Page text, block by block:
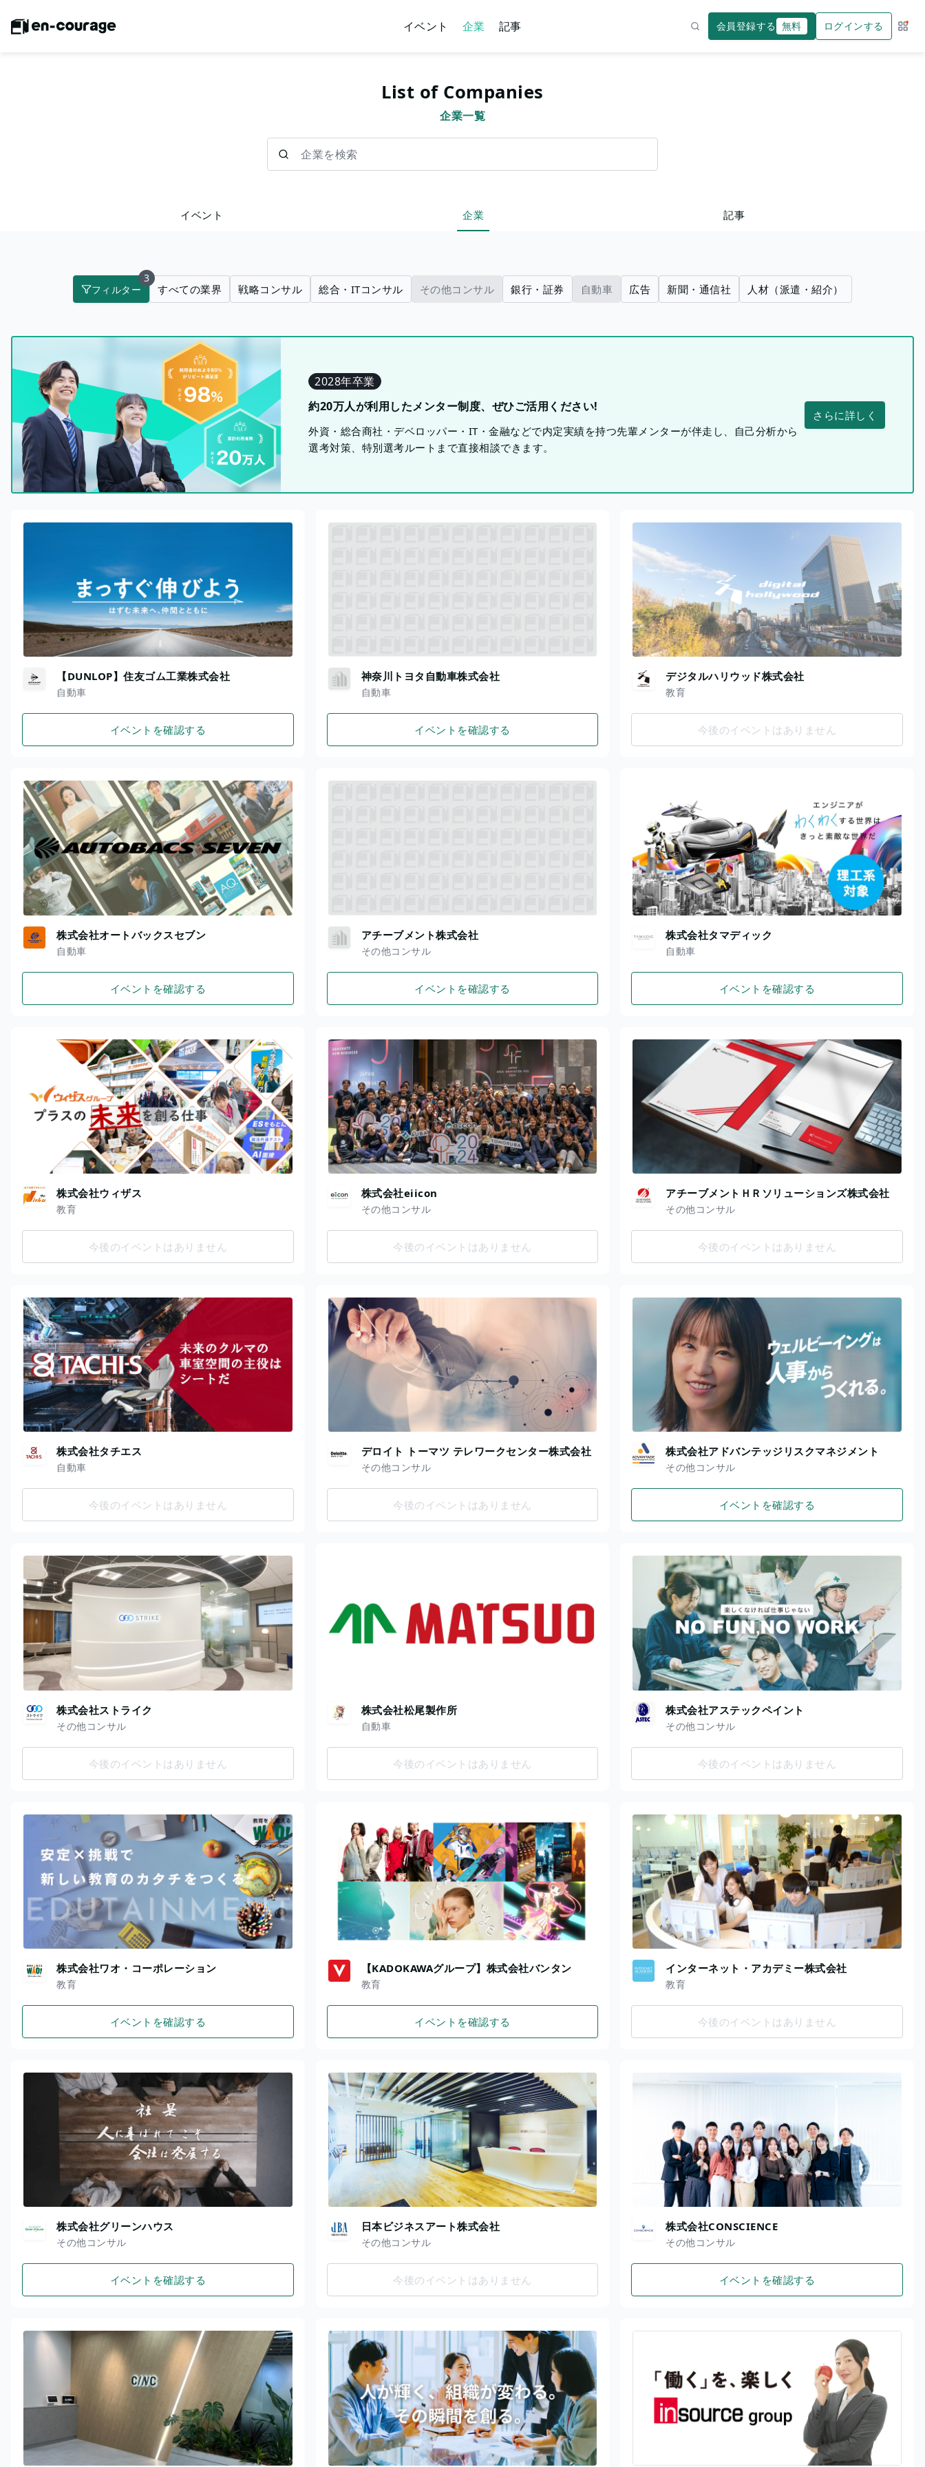
イベント 企業 記事 会員登録する 無料 ログインする サー
List of Companies
企業一覧
イベント 企業 記事
フィルター
3
すべての業界 戦略コンサル 総合・ITコンサル その他コンサル 銀行・証券 自動車 広告 新聞・通信社 人材（派遣・紹介）
2028年卒業
約20万人が利用したメンター制度、ぜひご活用ください!
外資・総合商社・デベロッパー・IT・金融などで内定実績を持つ先輩メンターが伴走し、自己分析から
選考対策、特別選考ルートまで直接相談できます。
さらに詳しく
【DUNLOP】住友ゴム工業株式会社
自動車
イベントを確認する
神奈川トヨタ自動車株式会社
自動車
イベントを確認する
デジタルハリウッド株式会社
教育
今後のイベントはありません
株式会社オートバックスセブン
自動車
イベントを確認する
アチーブメント株式会社
その他コンサル
イベントを確認する
株式会社タマディック
自動車
イベントを確認する
株式会社ウィザス
教育
今後のイベントはありません
株式会社eiicon
その他コンサル
今後のイベントはありません
アチーブメントＨＲソリューションズ株式会社
その他コンサル
今後のイベントはありません
株式会社タチエス
自動車
今後のイベントはありません
デロイト トーマツ テレワークセンター株式会社
その他コンサル
今後のイベントはありません
株式会社アドバンテッジリスクマネジメント
その他コンサル
イベントを確認する
株式会社ストライク
その他コンサル
今後のイベントはありません
株式会社松尾製作所
自動車
今後のイベントはありません
株式会社アステックペイント
その他コンサル
今後のイベントはありません
株式会社ワオ・コーポレーション
教育
イベントを確認する
【KADOKAWAグループ】株式会社バンタン
教育
イベントを確認する
インターネット・アカデミー株式会社
教育
今後のイベントはありません
株式会社グリーンハウス
その他コンサル
イベントを確認する
日本ビジネスアート株式会社
その他コンサル
今後のイベントはありません
株式会社CONSCIENCE
その他コンサル
イベントを確認する